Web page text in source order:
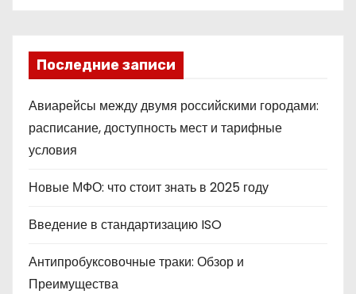
Последние записи
Авиарейсы между двумя российскими городами:
расписание, доступность мест и тарифные
условия
Новые МФО: что стоит знать в 2025 году
Введение в стандартизацию ISO
Антипробуксовочные траки: Обзор и
Преимущества